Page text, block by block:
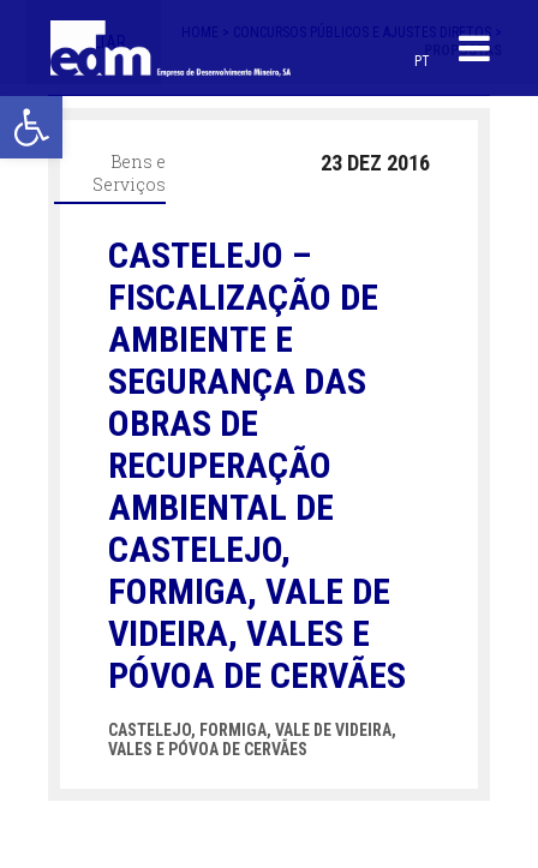
Open toolbar
PT
< VOLTAR
CONCURSOS PÚBLICOS E AJUSTES DIRETOS >
PROPOSTAS
Bens e
Serviços
23 DEZ 2016
CASTELEJO –
FISCALIZAÇÃO DE
AMBIENTE E
SEGURANÇA DAS
OBRAS DE
RECUPERAÇÃO
AMBIENTAL DE
CASTELEJO,
FORMIGA, VALE DE
VIDEIRA, VALES E
PÓVOA DE CERVÃES
CASTELEJO, FORMIGA, VALE DE VIDEIRA,
VALES E PÓVOA DE CERVÃES